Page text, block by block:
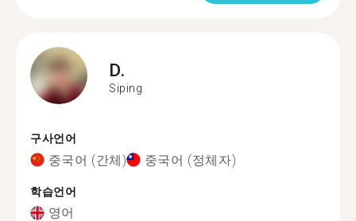
D.
Siping
구사언어
중국어 (간체) 중국어 (정체자)
학습언어
영어